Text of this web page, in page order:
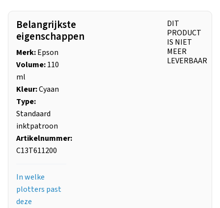
Belangrijkste
eigenschappen
Merk:Epson
Volume:110
ml
Kleur:Cyaan
Type:
Standaard
inktpatroon
Artikelnummer:
C13T611200
In welke
plotters past
deze
DIT
PRODUCT
IS NIET
MEER
LEVERBAAR